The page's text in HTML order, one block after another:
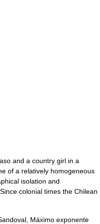
and a country girl in a
of a relatively homogeneous
isolation and
colonial times the Chilean
Máximo exponente